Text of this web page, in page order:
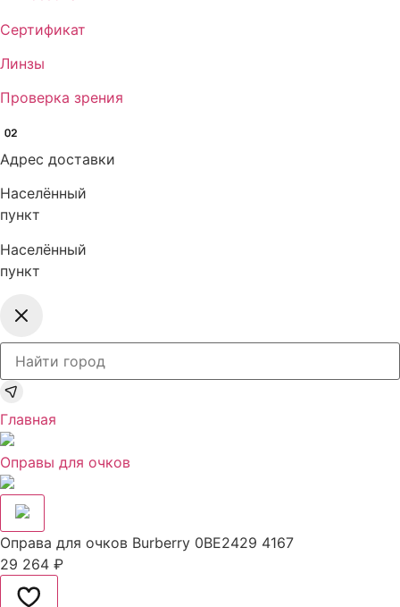
Сертификат
Линзы
Проверка зрения
Адрес доставки
Населённый
пункт
Населённый
пункт
Главная
Оправы для очков
Оправа для очков Burberry 0BE2429​ 4167
29 264 ₽